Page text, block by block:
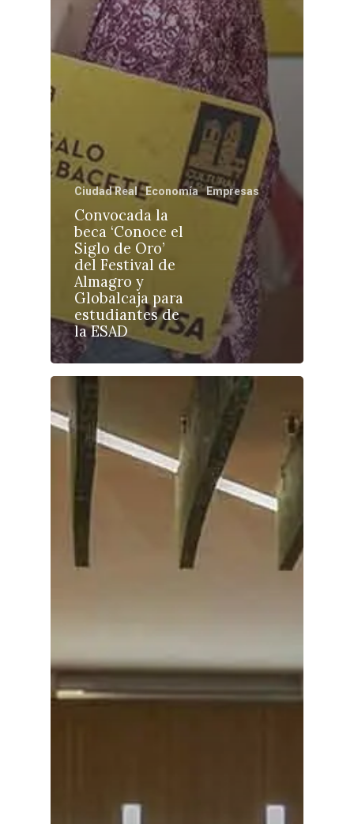
Ciudad Real Economía Empresas
Convocada la
beca ‘Conoce el
Siglo de Oro’
del Festival de
Almagro y
Globalcaja para
estudiantes de
la ESAD
Castilla-La
Toledo
Ciudad Real
Albacete
Cuenca
Guadalajara
Talavera
Sanidad
Economía
Educación
Cultura
Deportes
Sucesos
Medio Ambiente
Planeta Rural
Especiales